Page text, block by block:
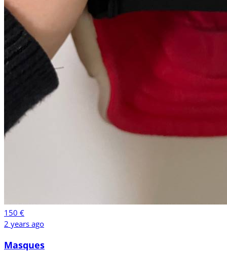
150 €
2 years ago
Masques